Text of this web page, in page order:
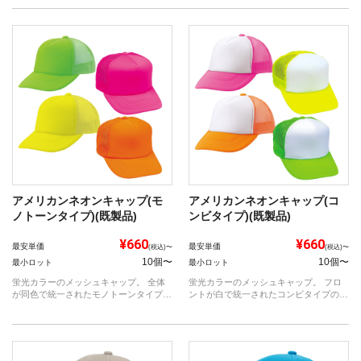
アメリカンネオンキャップ(モ
ノトーンタイプ)(既製品)
最安単価 ¥660(税込)〜
最小ロット 10個〜
蛍光カラーのメッシュキャップ。 全体
が同色で統一されたモノトーンタイプの
アメリカンネオンキャップ(コ
ンビタイプ)(既製品)
最安単価 ¥660(税込)〜
最小ロット 10個〜
蛍光カラーのメッシュキャップ。 フロ
ントが白で統一されたコンビタイプのメ